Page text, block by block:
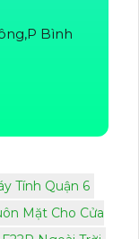
Bình
Tính Quận 6
Mặt Cho Cửa